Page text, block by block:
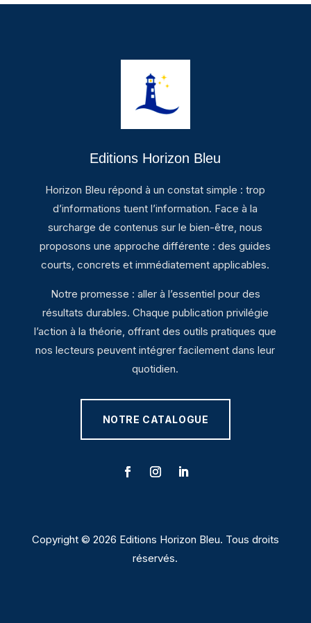
Editions Horizon Bleu
Horizon Bleu répond à un constat simple : trop
d’informations tuent l’information. Face à la
surcharge de contenus sur le bien-être, nous
proposons une approche différente : des guides
courts, concrets et immédiatement applicables.
Notre promesse : aller à l’essentiel pour des
résultats durables. Chaque publication privilégie
l’action à la théorie, offrant des outils pratiques que
nos lecteurs peuvent intégrer facilement dans leur
quotidien.
NOTRE CATALOGUE
Copyright © 2026 Editions Horizon Bleu. Tous droits
réservés.